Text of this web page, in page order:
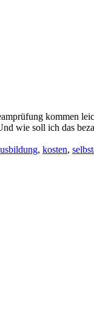
kommen
wie soll ich das
, kosten,